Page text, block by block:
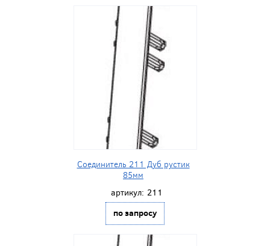
Соединитель 211 Дуб рустик
85мм
артикул: 211
по запросу